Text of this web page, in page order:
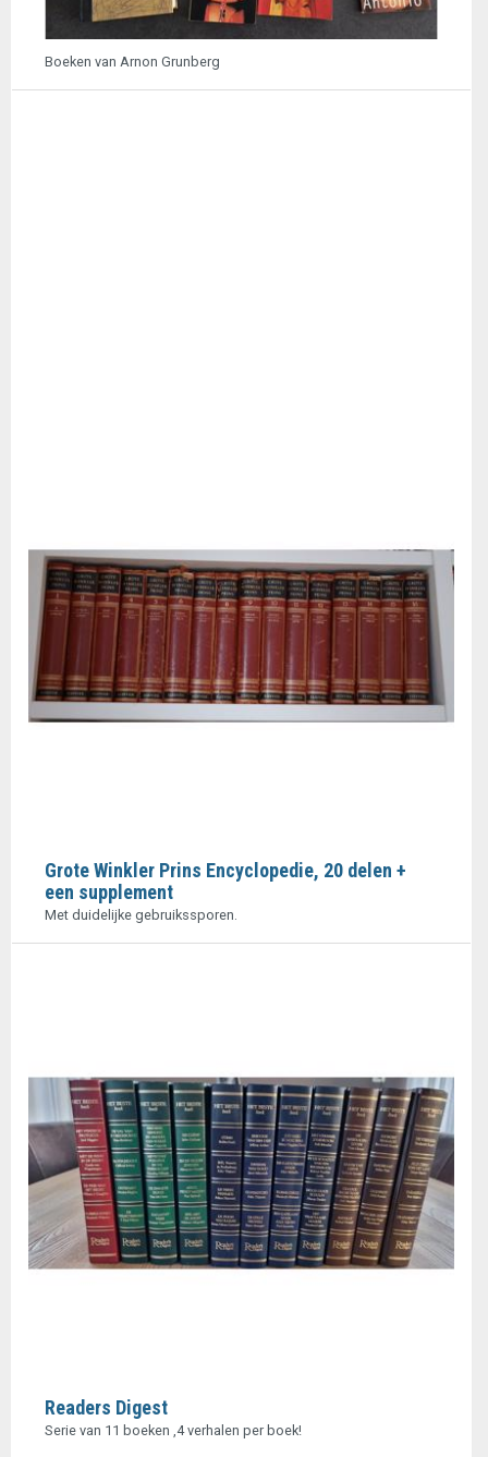
Boeken van Arnon Grunberg
Grote Winkler Prins Encyclopedie, 20 delen +
een supplement
Met duidelijke gebruikssporen.
Readers Digest
Serie van 11 boeken ,4 verhalen per boek!